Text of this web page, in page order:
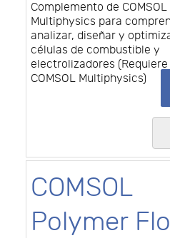
Complemento de COMSOL
Multiphysics para
analizar, diseñar y
células de combustible y
electrolizadores (Requiere
COMSOL Multiphysics)
COMSOL
Polymer